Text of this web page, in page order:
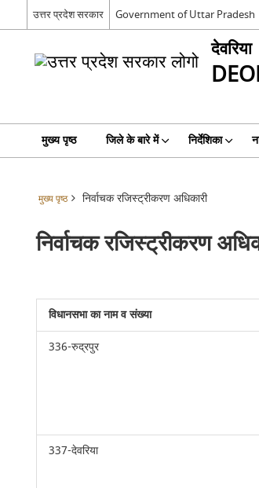
उत्तर प्रदेश सरकार Government of Uttar Pradesh
देवरिया
मुख्य पृष्ठ जिले के बारे में निर्देशिका
मुख्य पृष्ठ निर्वाचक रजिस्ट्रीकरण अधिकारी
निर्वाचक रजिस्ट्रीकरण
विधानसभा का नाम व संख्या
336-रुद्रपुर
337-देवरिया